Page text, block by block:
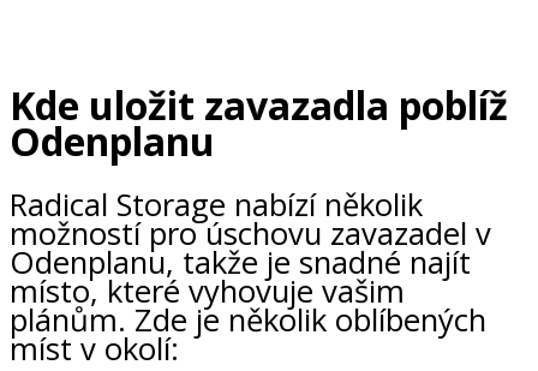
Kde uložit zavazadla poblíž
Odenplanu
Radical Storage nabízí několik
možností pro úschovu zavazadel v
Odenplanu, takže je snadné najít
místo, které vyhovuje vašim
plánům. Zde je několik oblíbených
míst v okolí: